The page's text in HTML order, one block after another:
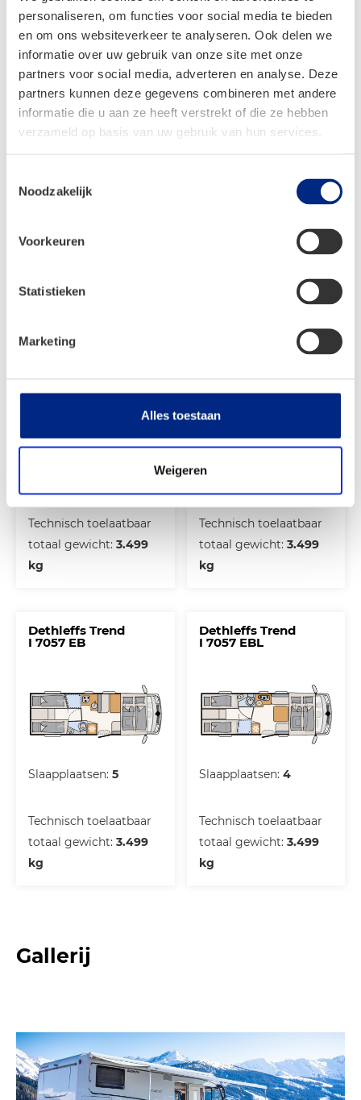
personaliseren, om functies voor social media te bieden
en om ons websiteverkeer te analyseren. Ook delen we
informatie over uw gebruik van onze site met onze
partners voor social media, adverteren en analyse. Deze
partners kunnen deze gegevens combineren met andere
informatie die u aan ze heeft verstrekt of die ze hebben
verzameld op basis van uw gebruik van hun services.
Noodzakelijk
Voorkeuren
Statistieken
Marketing
Alles toestaan
Weigeren
Dethleffs Trend
I 6717 EB
totaal gewicht:
Dethleffs Trend
I 7017 EB
Technisch toelaatbaar
3.499
Dethleffs Trend
I 7057 DBL
Technisch toelaatbaar
totaal gewicht: 3.499
kg
Slaapplaatsen:
Technisch toelaatbaar
totaal gewicht: 3.499
kg
Dethleffs Trend
I 7057 EB
Slaapplaatsen: 5
Technisch toelaatbaar
totaal gewicht: 3.499
kg
Dethleffs Trend
I 7057 EBL
Slaapplaatsen: 4
Technisch toelaatbaar
totaal gewicht: 3.499
kg
Gallerij